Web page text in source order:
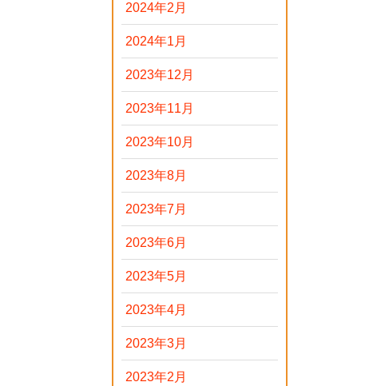
2024年2月
2024年1月
2023年12月
2023年11月
2023年10月
2023年8月
2023年7月
2023年6月
2023年5月
2023年4月
2023年3月
2023年2月